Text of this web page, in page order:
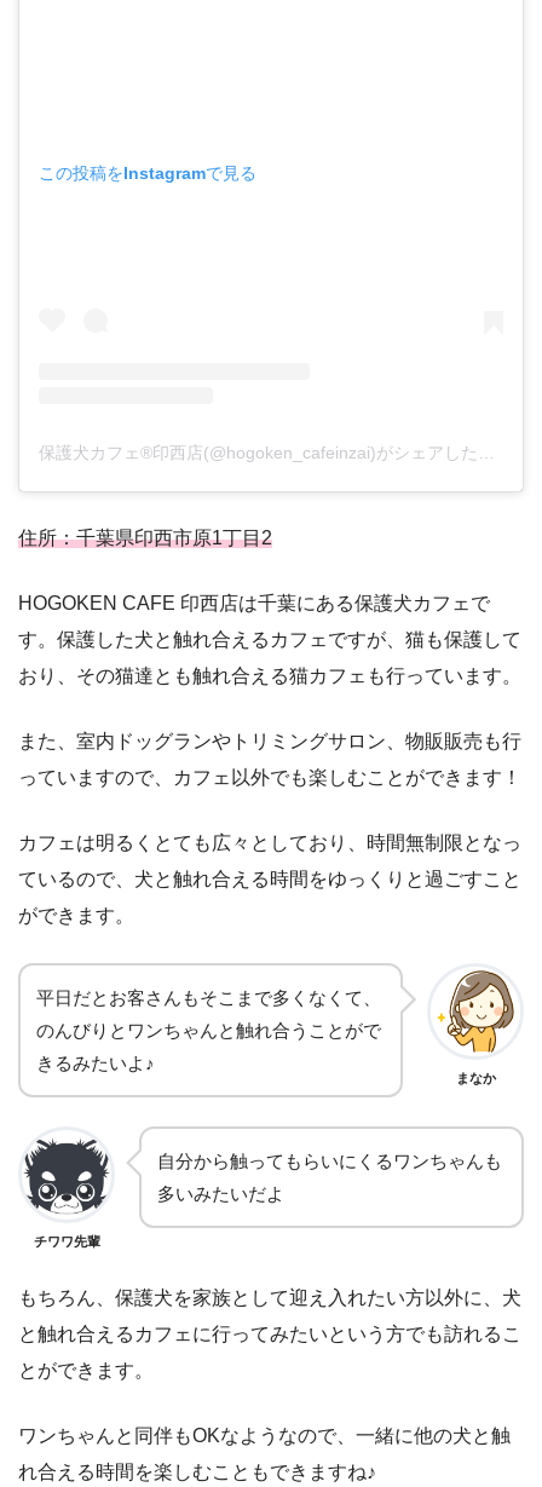
この投稿をInstagramで見る
住所：千葉県印西市原1丁目2
HOGOKEN CAFE 印西店は千葉にある保護犬カフェで
す。保護した犬と触れ合えるカフェですが、猫も保護して
おり、その猫達とも触れ合える猫カフェも行っています。
また、室内ドッグランやトリミングサロン、物販販売も行
っていますので、カフェ以外でも楽しむことができます！
カフェは明るくとても広々としており、時間無制限となっ
ているので、犬と触れ合える時間をゆっくりと過ごすこと
ができます。
平日だとお客さんもそこまで多くなくて、
のんびりとワンちゃんと触れ合うことがで
きるみたいよ♪
まなか
チワワ先輩
自分から触ってもらいにくるワンちゃんも
多いみたいだよ
もちろん、保護犬を家族として迎え入れたい方以外に、犬
と触れ合えるカフェに行ってみたいという方でも訪れるこ
とができます。
ワンちゃんと同伴もOKなようなので、一緒に他の犬と触
れ合える時間を楽しむこともできますね♪